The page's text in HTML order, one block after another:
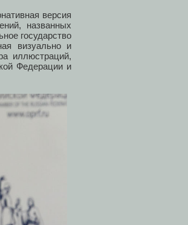
версия
названных
государство
визуально и
иллюстраций,
Федерации и